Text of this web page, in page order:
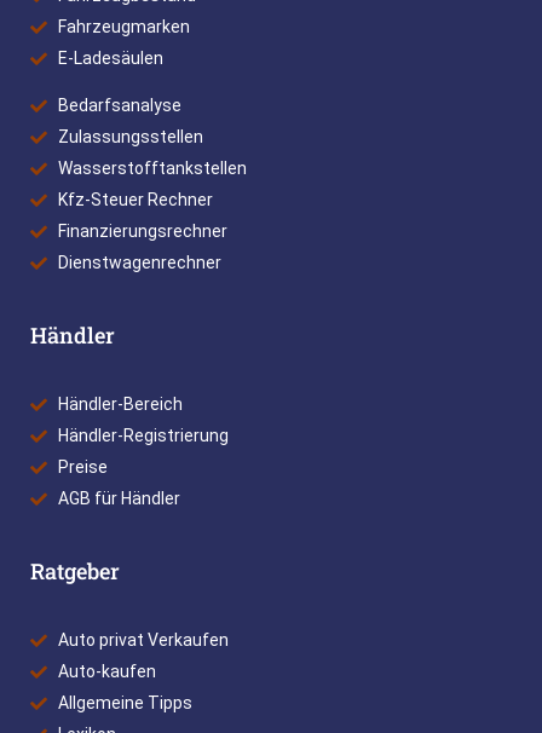
Fahrzeugmarken
E-Ladesäulen
Bedarfsanalyse
Zulassungsstellen
Wasserstofftankstellen
Kfz-Steuer Rechner
Finanzierungsrechner
Dienstwagenrechner
Händler
Händler-Bereich
Händler-Registrierung
Preise
AGB für Händler
Ratgeber
Auto privat Verkaufen
Auto-kaufen
Allgemeine Tipps